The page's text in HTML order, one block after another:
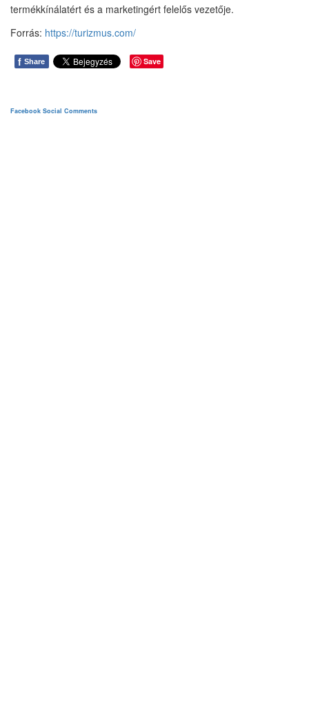
termékkínálatért és a marketingért felelős vezetője.
Forrás: https://turizmus.com/
f Share Save
Facebook Social Comments